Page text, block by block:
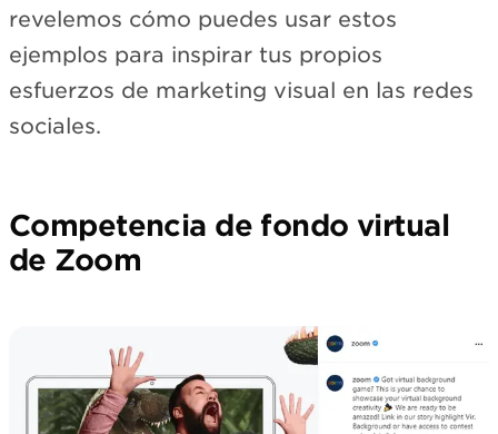
revelemos cómo puedes usar estos
ejemplos para inspirar tus propios
esfuerzos de marketing visual en las redes
sociales.
Competencia de fondo virtual
de Zoom